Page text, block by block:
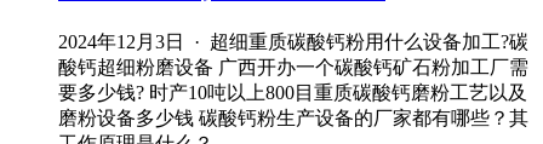
2024年12月3日 · 超细重质碳酸钙粉用什么设备加工?碳
酸钙超细粉磨设备 广西开办一个碳酸钙矿石粉加工厂需
要多少钱? 时产10吨以上800目重质碳酸钙磨粉工艺以及
磨粉设备多少钱 碳酸钙粉生产设备的厂家都有哪些？其